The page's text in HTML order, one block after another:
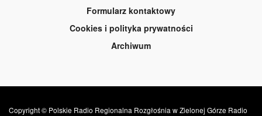
Formularz kontaktowy
Cookies i polityka prywatności
Archiwum
Copyright © Polskie Radio Regionalna Rozgłośnia w Zielonej Górze Radio